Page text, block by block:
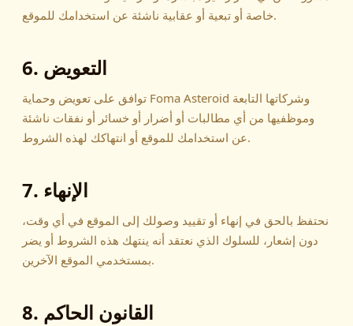
خاصة أو تبعية أو عقابية ناشئة عن استخدامك للموقع.
6. التعويض
توافق على تعويض وحماية Foma Asteroid وشركاتها التابعة
وموظفيها من أي مطالبات أو أضرار أو خسائر أو نفقات ناشئة
عن استخدامك للموقع أو انتهاكك لهذه الشروط.
7. الإنهاء
نحتفظ بالحق في إنهاء أو تقييد وصولك إلى الموقع في أي وقت،
دون إشعار، للسلوك الذي نعتقد أنه ينتهك هذه الشروط أو يضر
بمستخدمي الموقع الآخرين.
8. القانون الحاكم